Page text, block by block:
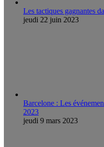
Les tactiques gagnantes
jeudi 22 juin 2023
Barcelone : Les
2023
jeudi 9 mars 2023